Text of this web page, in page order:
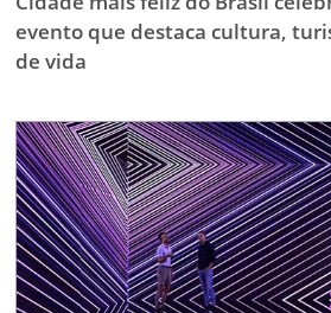
evento que destaca cultura,
de vida